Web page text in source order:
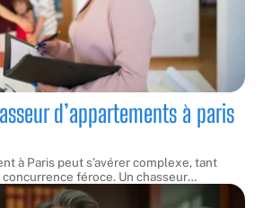
d’appartements à paris
à Paris peut s’avérer complexe, tant
féroce. Un chasseur…